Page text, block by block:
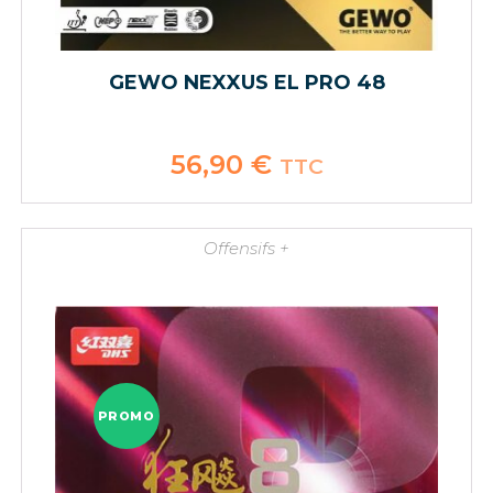
GEWO NEXXUS EL PRO 48
56,90 € TTC
Offensifs +
PROMO